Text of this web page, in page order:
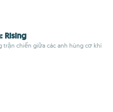
Rising
trận chiến giữa các anh hùng cơ khí